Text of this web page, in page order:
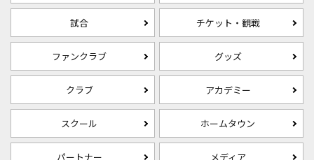
試合 チケット・観戦
ファンクラブ グッズ
クラブ アカデミー
スクール ホームタウン
パートナー メディア